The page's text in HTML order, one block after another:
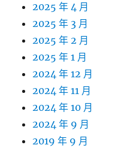
2025 年 4 月
2025 年 3 月
2025 年 2 月
2025 年 1 月
2024 年 12 月
2024 年 11 月
2024 年 10 月
2024 年 9 月
2019 年 9 月